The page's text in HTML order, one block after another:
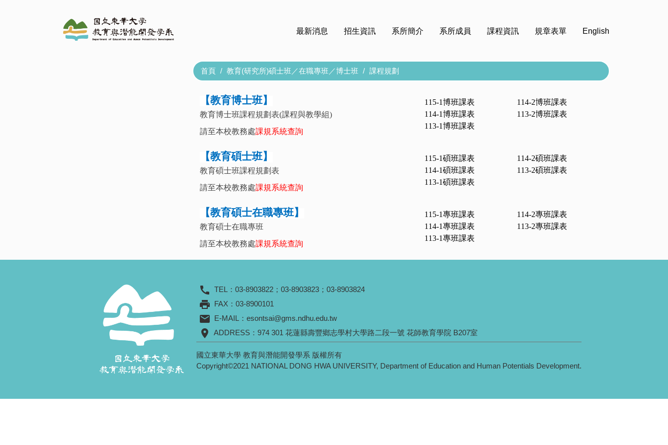
最新消息 招生資訊 系所簡介 系所成員 課程資訊 規章表單 English
首頁 教育(研究所)碩士班／在職專班／博士班 課程規劃
【教育博士班】
教育博士班課程規劃表(課程與教學組)
請至本校教務處課規系統查詢
115-1博班課表
114-1博班課表
113-1博班課表
114-2博班課表
113-2博班課表
【教育碩士班】
教育碩士班課程規劃表
請至本校教務處課規系統查詢
115-1碩班課表
114-1碩班課表
113-1碩班課表
114-2碩班課表
113-2碩班課表
【教育碩士在職專班】
教育碩士在職專班
請至本校教務處課規系統查詢
115-1專班課表
114-1專班課表
113-1專班課表
114-2專班課表
113-2專班課表
call TEL： 03-8903822； 03-8903823； 03-8903824
print FAX：03-8900101
mail E-MAIL： esontsai@gms.ndhu.edu.tw
location_on ADDRESS： 974 301 花蓮縣壽豐鄉志學村大學路二段一號 花師教育學院 B207室
國立東華大學 教育與潛能開發學系 版權所有
Copyright©2021 NATIONAL DONG HWA UNIVERSITY, Department of Education and Human Potentials Development.